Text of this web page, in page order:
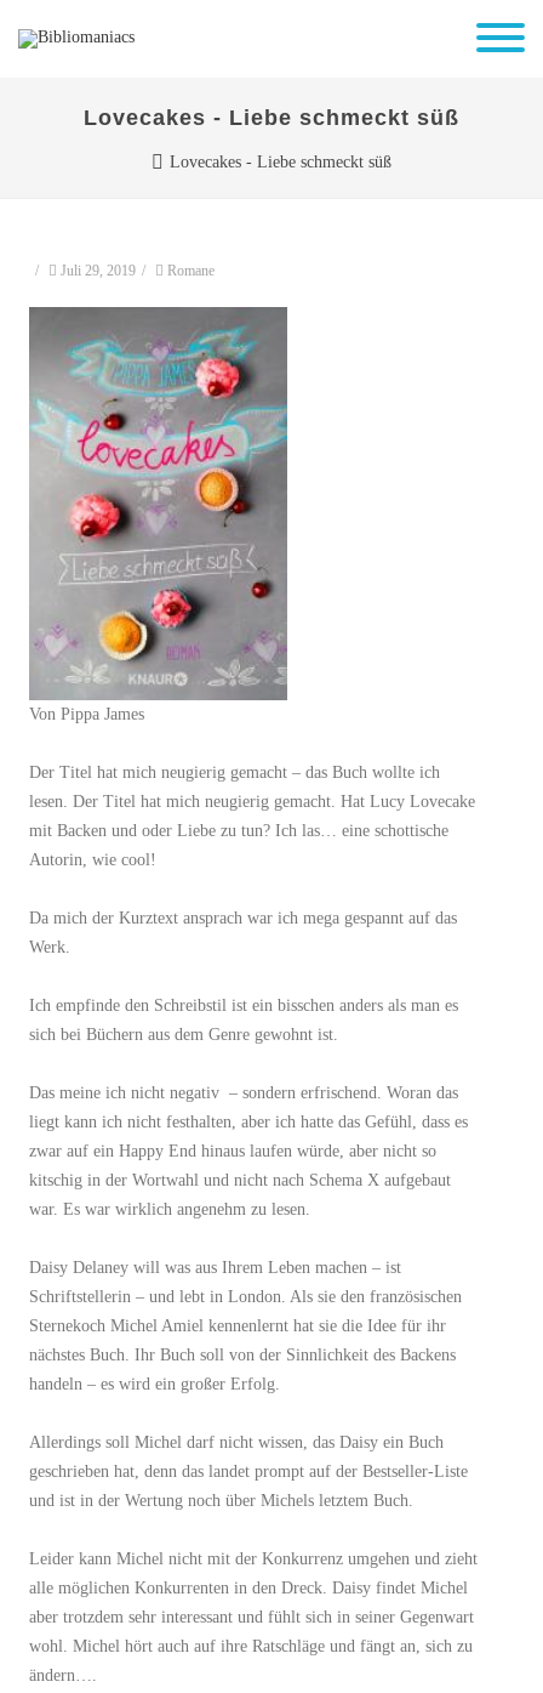
Lovecakes - Liebe schmeckt süß
Lovecakes - Liebe schmeckt süß
/ Juli 29, 2019 / Romane
Von Pippa James
Der Titel hat mich neugierig gemacht – das Buch wollte ich
lesen. Der Titel hat mich neugierig gemacht. Hat Lucy Lovecake
mit Backen und oder Liebe zu tun? Ich las… eine schottische
Autorin, wie cool!
Da mich der Kurztext ansprach war ich mega gespannt auf das
Werk.
Ich empfinde den Schreibstil ist ein bisschen anders als man es
sich bei Büchern aus dem Genre gewohnt ist.
Das meine ich nicht negativ – sondern erfrischend. Woran das
liegt kann ich nicht festhalten, aber ich hatte das Gefühl, dass es
zwar auf ein Happy End hinaus laufen würde, aber nicht so
kitschig in der Wortwahl und nicht nach Schema X aufgebaut
war. Es war wirklich angenehm zu lesen.
Daisy Delaney will was aus Ihrem Leben machen – ist
Schriftstellerin – und lebt in London. Als sie den französischen
Sternekoch Michel Amiel kennenlernt hat sie die Idee für ihr
nächstes Buch. Ihr Buch soll von der Sinnlichkeit des Backens
handeln – es wird ein großer Erfolg.
Allerdings soll Michel darf nicht wissen, das Daisy ein Buch
geschrieben hat, denn das landet prompt auf der Bestseller-Liste
und ist in der Wertung noch über Michels letztem Buch.
Leider kann Michel nicht mit der Konkurrenz umgehen und zieht
alle möglichen Konkurrenten in den Dreck. Daisy findet Michel
aber trotzdem sehr interessant und fühlt sich in seiner Gegenwart
wohl. Michel hört auch auf ihre Ratschläge und fängt an, sich zu
ändern….